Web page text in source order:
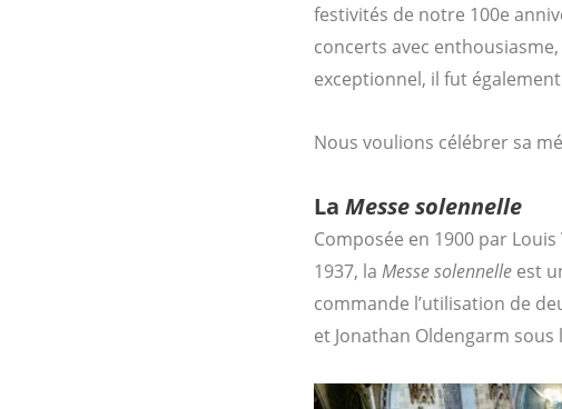
festivités de notre 100e
concerts avec
exceptionnel, il fut
Nous voulions célébrer sa
La Messe solennelle
Composée en 1900 par
1937, la Messe solennelle est
commande l’utilisation de
et Jonathan Oldengarm